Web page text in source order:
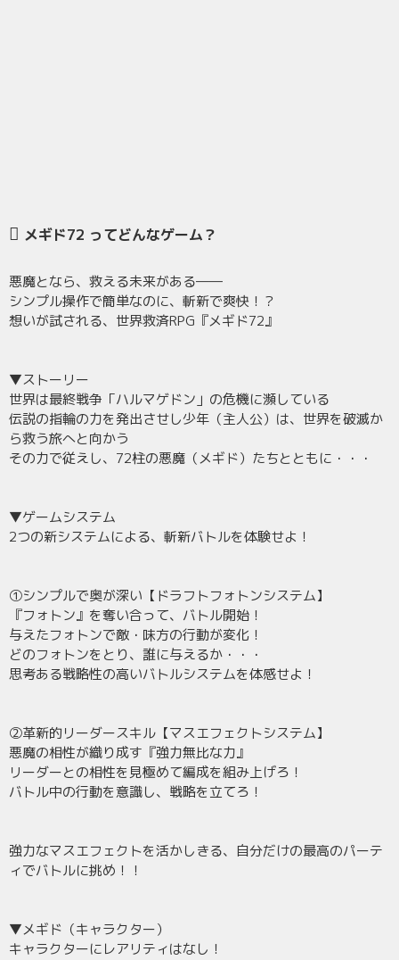
メギド72 ってどんなゲーム？
悪魔となら、救える未来がある――
シンプル操作で簡単なのに、斬新で爽快！？
想いが試される、世界救済RPG『メギド72』
▼ストーリー
世界は最終戦争「ハルマゲドン」の危機に瀕している
伝説の指輪の力を発出させし少年（主人公）は、世界を破滅か
ら救う旅へと向かう
その力で従えし、72柱の悪魔（メギド）たちとともに・・・
▼ゲームシステム
2つの新システムによる、斬新バトルを体験せよ！
①シンプルで奥が深い【ドラフトフォトンシステム】
『フォトン』を奪い合って、バトル開始！
与えたフォトンで敵・味方の行動が変化！
どのフォトンをとり、誰に与えるか・・・
思考ある戦略性の高いバトルシステムを体感せよ！
②革新的リーダースキル【マスエフェクトシステム】
悪魔の相性が織り成す『強力無比な力』
リーダーとの相性を見極めて編成を組み上げろ！
バトル中の行動を意識し、戦略を立てろ！
強力なマスエフェクトを活かしきる、自分だけの最高のパーテ
ィでバトルに挑め！！
▼メギド（キャラクター）
キャラクターにレアリティはなし！